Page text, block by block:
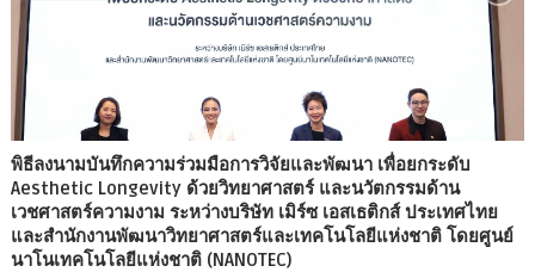
พิธีลงนามบันทึกความร่วมมือการวิจัยและพัฒนา เพื่อยกระดับ
Aesthetic Longevity ด้วยวิทยาศาสตร์ และนวัตกรรมด้าน
เวชศาสตร์ความงาม ระหว่างบริษัท เมิร์ซ เอสเธติกส์ ประเทศไทย
และสำนักงานพัฒนาวิทยาศาสตร์และเทคโนโลยีแห่งชาติ โดยศูนย์
นาโนเทคโนโลยีแห่งชาติ (NANOTEC)